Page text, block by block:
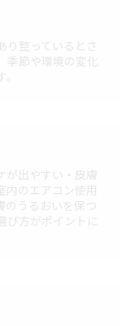
り整っているとさ
節や環境の変化
が出やすい・皮膚
内のエアコン使用
のうるおいを保つ
び方がポイントに